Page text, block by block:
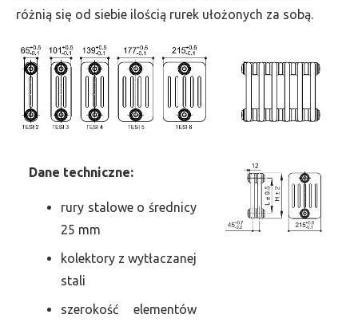
405,
1412
różnią się od siebie ilością rurek ułożonych za sobą.
Dane techniczne:
rury stalowe o średnicy
25 mm
kolektory z wytłaczanej
stali
szerokość elementów